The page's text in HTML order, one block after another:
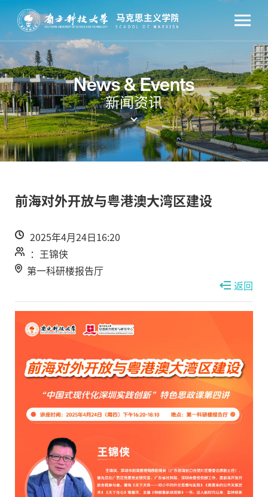
News & Events
新闻资讯
前海对外开放与粤港澳大湾区建设
2025年4月24日16:20
：王锦侠
第一科研楼报告厅
返回